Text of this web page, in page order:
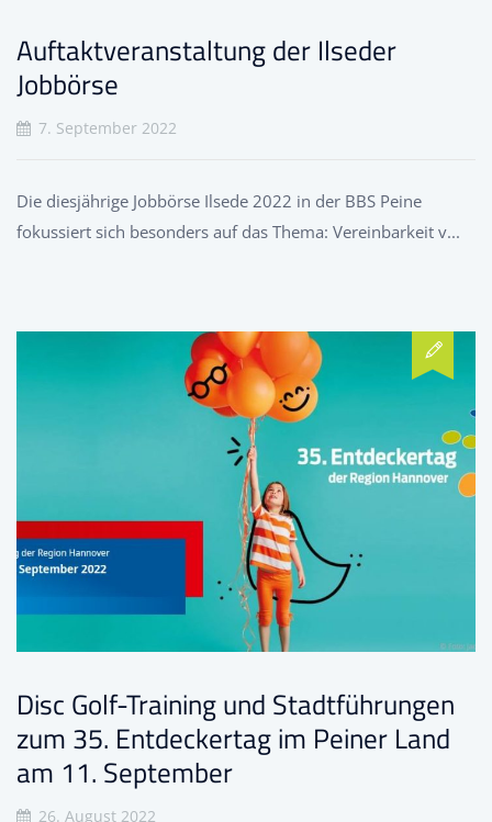
Auftaktveranstaltung der Ilseder
Jobbörse
7. September 2022
Die diesjährige Jobbörse Ilsede 2022 in der BBS Peine
fokussiert sich besonders auf das Thema: Vereinbarkeit v...
Disc Golf-Training und Stadtführungen
zum 35. Entdeckertag im Peiner Land
am 11. September
26. August 2022